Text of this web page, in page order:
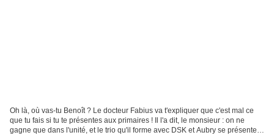
Oh là, où vas-tu Benoît ? Le docteur Fabius va t'expliquer que c'est mal ce
que tu fais si tu te présentes aux primaires ! Il l'a dit, le monsieur : on ne
gagne que dans l'unité, et le trio qu'il forme avec DSK et Aubry se présente